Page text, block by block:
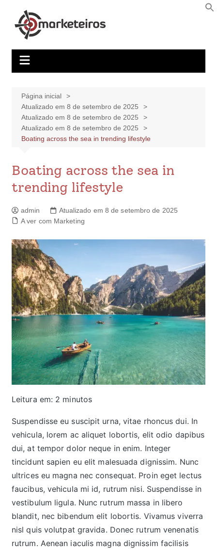
Página inicial
Atualizado em 8 de setembro de 2025
Atualizado em 8 de setembro de 2025
Atualizado em 8 de setembro de 2025
Boating across the sea in trending lifestyle
Boating across the sea in
trending lifestyle
admin
Atualizado em 8 de setembro de 2025
A ver com Marketing
Leitura em: 2 minutos
Suspendisse eu suscipit urna, vitae rhoncus dui. In
vehicula, lorem ac aliquet lobortis, elit odio dapibus
dui, at tempor dolor neque in enim. Integer
tincidunt sapien eu elit malesuada dignissim. Nunc
ultrices eu magna nec consequat. Proin eget lectus
faucibus, vehicula mi id, rutrum nisi. Suspendisse in
vestibulum ligula. Nunc rutrum massa in libero
blandit, nec bibendum elit lobortis. Vivamus viverra
nisl quis volutpat gravida. Donec rutrum venenatis
rutrum. Aenean iaculis magna dignissim facilisis